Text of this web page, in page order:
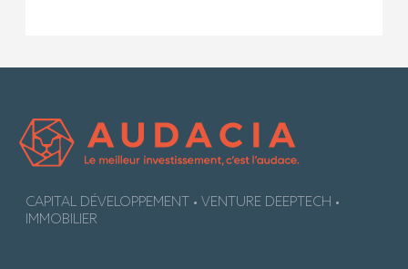
CAPITAL DÉVELOPPEMENT • VENTURE DEEPTECH •
IMMOBILIER